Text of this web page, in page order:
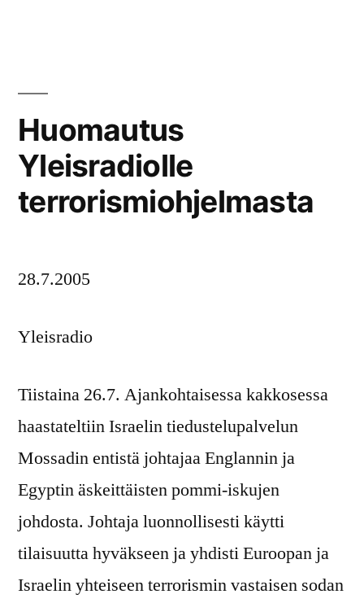
Huomautus
Yleisradiolle
terrorismiohjelmasta
28.7.2005
Yleisradio
Tiistaina 26.7. Ajankohtaisessa kakkosessa
haastateltiin Israelin tiedustelupalvelun
Mossadin entistä johtajaa Englannin ja
Egyptin äskeittäisten pommi-iskujen
johdosta. Johtaja luonnollisesti käytti
tilaisuutta hyväkseen ja yhdisti Euroopan ja
Israelin yhteiseen terrorismin vastaisen sodan